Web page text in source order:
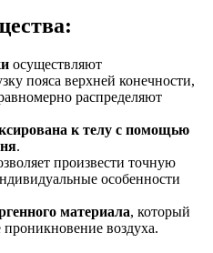
осуществляют
пояса верхней конечности,
распределяют
к телу с помощью
.
произвести точную
особенности
материала, который
проникновение воздуха.